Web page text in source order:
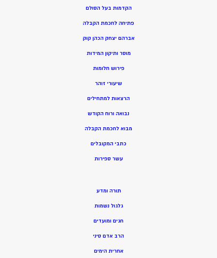
הקדמות בעל הסולם
פתיחה לחכמת הקבלה
אברהם יצחק הכהן קוק
מוסר ותיקון המידות
פירוש חלומות
שיעורי זוהר
הרצאות למתחילים
נבואה ורוח הקודש
מבוא לחכמת הקבלה
כתבי המקובלים
עשר ספירות
תורה ומדע
גלגול נשמות
חגים ומועדים
הרב אדם סיני
אחרית הימים